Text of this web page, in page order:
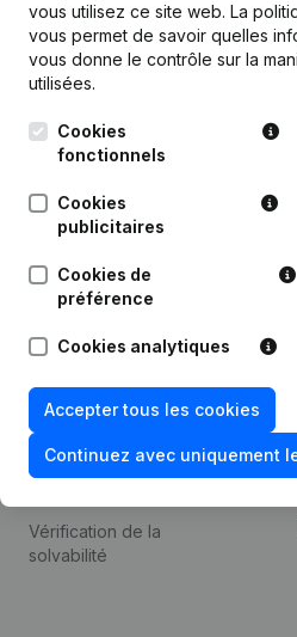
vous utilisez ce site web. La
vous permet de savoir quelles
vous donne le contrôle sur la
utilisées.
Cookies
fonctionnels
Cookies
publicitaires
Cookies de
préférence
Cookies analytiques
Accepter tous les cookies
Continuez avec uniquement
Français
Leuvensesteenweg
248D,
Thème
de la fraude
Consulter des comptes
annuels
Recherche de numéro de
Vérification de la
solvabilité